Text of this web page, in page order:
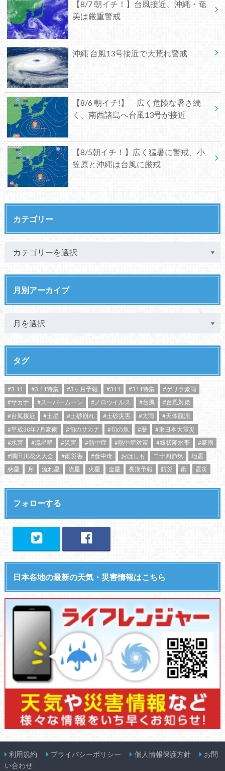
【8/7 朝イチ！】台風接近、沖縄・奄
美は厳重警戒
沖縄 台風13号接近で大荒れ警戒
【8/6 朝イチ!】 広く危険な暑さ続
く、南西諸島へ台風13号が接近
【8/5朝イチ！】広く猛暑に警戒、小
笠原と沖縄は台風に厳戒
カテゴリー
月別アーカイブ
タグ
#3.11 #3.11特集 #3ヶ月予報 #311 #311特集
#ゲリラ豪雨
#サカナ
#スーパームーン #ノロウイルス #台風
#台風対策
#台風接近
#土星 #土砂崩れ #土砂災害 #大雨
#天体観測
#平成30年7月豪雨
#旬のサカナ #旬の魚 #暦
#東日本大震災
#水害
#流星群 #災害 #熱中症 #熱中症対策 #線状降水帯
#豪雨
#隅田川花火大会
#雨災害 #食中毒 おはしも 二十四節気
地震
惑星
月 流れ星 流星 火星 金星 長期予報 防災 雨 震災
フォローする
日本各地の最新の天気・災害情報はこちら
利用規約 プライバシーポリシー 個人情報保護方針
お問
い合わせ